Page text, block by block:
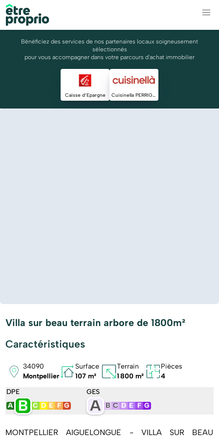
Bénéficiez des services de nos partenaires locaux soigneusement
sélectionnés
pour vous accompagner dans votre parcours d'achat immobilier
Caisse d’Epargne Cuisinella PERRIGAL
Villa sur beau terrain arbore de 1800m²
Caractéristiques
34090
Montpellier
Surface
107 m²
Terrain
1 800 m²
Pièces
4
DPE
A
B C D E F G
GES
A B C D E F G
MONTPELLIER AIGUELONGUE - VILLA SUR BEAU